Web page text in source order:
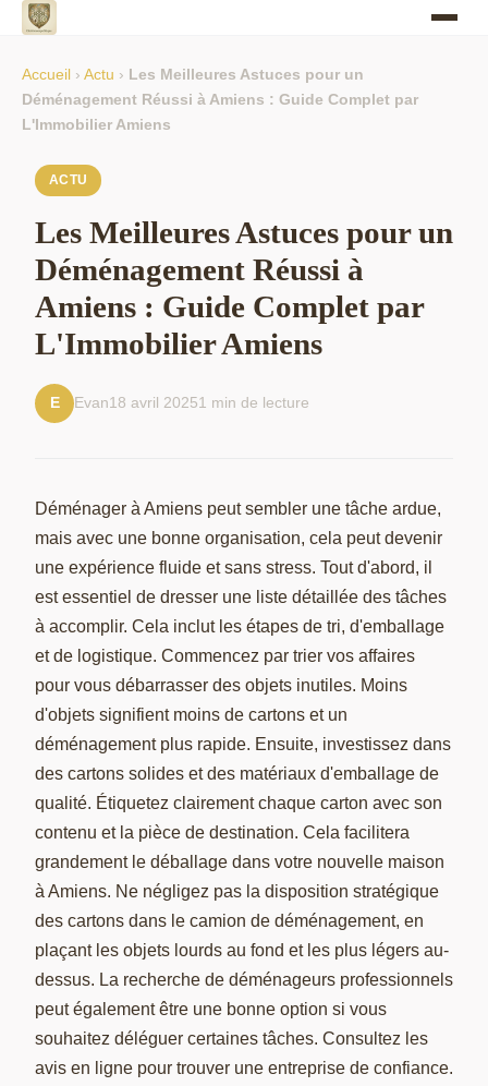
Accueil › Actu › Les Meilleures Astuces pour un
Déménagement Réussi à Amiens : Guide Complet par
L'Immobilier Amiens
ACTU
Les Meilleures Astuces pour un
Déménagement Réussi à
Amiens : Guide Complet par
L'Immobilier Amiens
E Evan18 avril 20251 min de lecture
Déménager à Amiens peut sembler une tâche ardue,
mais avec une bonne organisation, cela peut devenir
une expérience fluide et sans stress. Tout d'abord, il
est essentiel de dresser une liste détaillée des tâches
à accomplir. Cela inclut les étapes de tri, d'emballage
et de logistique. Commencez par trier vos affaires
pour vous débarrasser des objets inutiles. Moins
d'objets signifient moins de cartons et un
déménagement plus rapide. Ensuite, investissez dans
des cartons solides et des matériaux d'emballage de
qualité. Étiquetez clairement chaque carton avec son
contenu et la pièce de destination. Cela facilitera
grandement le déballage dans votre nouvelle maison
à Amiens. Ne négligez pas la disposition stratégique
des cartons dans le camion de déménagement, en
plaçant les objets lourds au fond et les plus légers au-
dessus. La recherche de déménageurs professionnels
peut également être une bonne option si vous
souhaitez déléguer certaines tâches. Consultez les
avis en ligne pour trouver une entreprise de confiance.